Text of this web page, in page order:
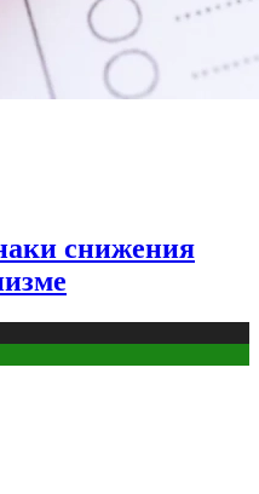
снижения